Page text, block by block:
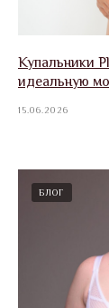
Купальники
идеальную
15.06.2026
БЛОГ